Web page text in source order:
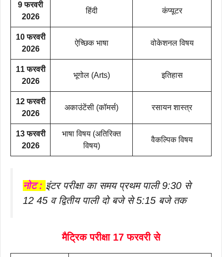
9 फरवरी
2026
हिंदी कंप्यूटर
10 फरवरी
2026
ऐच्छिक भाषा वोकेशनल विषय
11 फरवरी
2026
भूगोल (Arts) इतिहास
12 फरवरी
2026
अकाउंटेंसी (कॉमर्स) रसायन शास्त्र
13 फरवरी
2026
भाषा विषय (अतिरिक्त
विषय)
वैकल्पिक विषय
नोट : इंटर परीक्षा का समय प्रथम पाली 9:30 से
12 45 व द्वितीय पाली दो बजे से 5:15 बजे तक
मैट्रिक परीक्षा 17 फरवरी से